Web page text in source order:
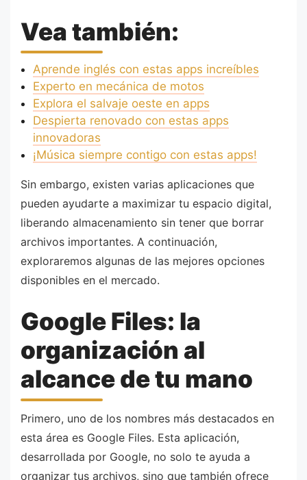
Vea también:
Aprende inglés con estas apps increíbles
Experto en mecánica de motos
Explora el salvaje oeste en apps
Despierta renovado con estas apps
innovadoras
¡Música siempre contigo con estas apps!
Sin embargo, existen varias aplicaciones que
pueden ayudarte a maximizar tu espacio digital,
liberando almacenamiento sin tener que borrar
archivos importantes. A continuación,
exploraremos algunas de las mejores opciones
disponibles en el mercado.
Google Files: la
organización al
alcance de tu mano
Primero, uno de los nombres más destacados en
esta área es Google Files. Esta aplicación,
desarrollada por Google, no solo te ayuda a
organizar tus archivos, sino que también ofrece